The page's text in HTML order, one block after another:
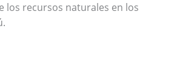
los recursos naturales en los